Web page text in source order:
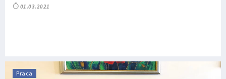
01.03.2021
Praca